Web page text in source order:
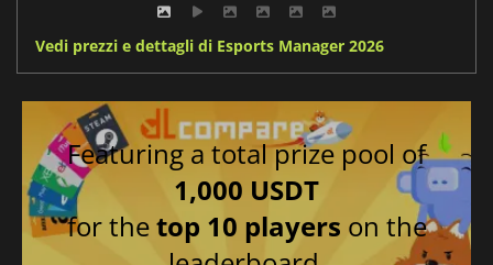
Vedi prezzi e dettagli di Esports Manager 2026
Featuring a total prize pool of
1,000 USDT
for thetop 10 players on the